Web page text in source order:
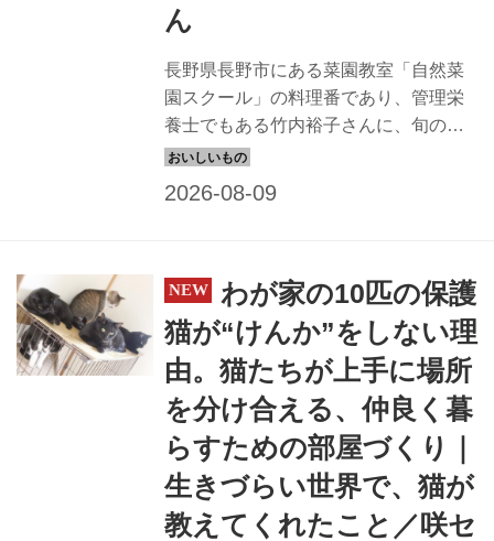
ん
長野県長野市にある菜園教室「自然菜
園スクール」の料理番であり、管理栄
養士でもある竹内裕子さんに、旬の野
菜を味わうレシピを教えていただきま
くさんつくって冷凍保存も可能です。
（『自然菜園の台所レシピ』より）
わが家の10匹の保護
猫が“けんか”をしない理
由。猫たちが上手に場所
を分け合える、仲良く暮
らすための部屋づくり｜
生きづらい世界で、猫が
教えてくれたこと／咲セ